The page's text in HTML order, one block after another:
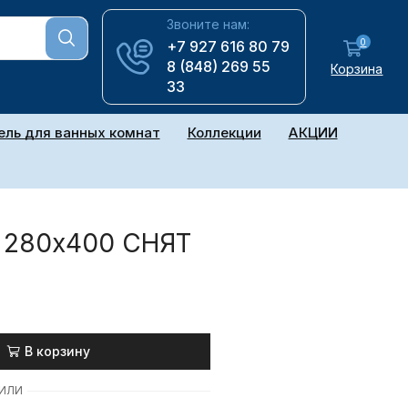
Звоните нам:
+7 927 616 80 79
8 (848) 269 55
33
0
Корзина
для ванных комнат Коллекции АКЦИИ
280х400 СНЯТ
В корзину
ИЛИ